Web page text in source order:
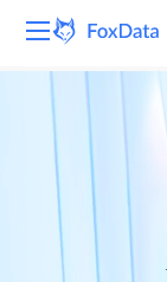
产品
解决方案